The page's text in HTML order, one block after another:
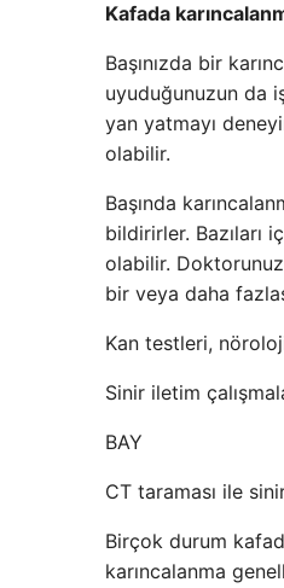
Kafada
Başınızda bir
uyuduğunuzun da
yan yatmayı
olabilir.
Başında
bildirirler. Bazıları
olabilir. Doktorunuz
bir veya daha
Kan testleri,
Sinir iletim
BAY
CT taraması ile
Birçok durum
karıncalanma